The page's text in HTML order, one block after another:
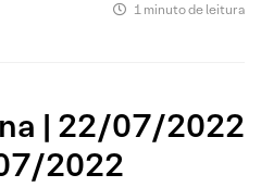
1 minuto de leitura
| 22/07/2022
2022